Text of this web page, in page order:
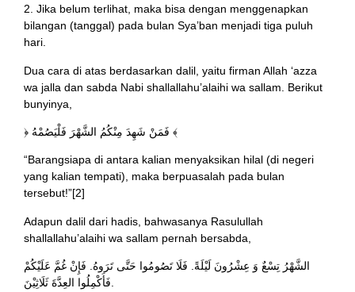
2. Jika belum terlihat, maka bisa dengan menggenapkan
bilangan (tanggal) pada bulan Sya’ban menjadi tiga puluh
hari.
Dua cara di atas berdasarkan dalil, yaitu firman Allah ‘azza
wa jalla dan sabda Nabi shallallahu’alaihi wa sallam. Berikut
bunyinya,
﴿ فَمَنْ شَهِدَ مِنْكُمُ الشَّهْرَ فَلْيَصُمْهُ ﴾
“Barangsiapa di antara kalian menyaksikan hilal (di negeri
yang kalian tempati), maka berpuasalah pada bulan
tersebut!”[2]
Adapun dalil dari hadis, bahwasanya Rasulullah
shallallahu’alaihi wa sallam pernah bersabda,
الشَّهْرُ تِسْعٌ وَ عِشْرُونَ لَيْلَةً. فَلَا تَصُومُوا حَتَّى تَرَوهُ. فَإِنْ غُمَّ عَلَيْكُمْ
فَأَكْمِلُوا العِدَّةَ ثَلَاثِيْنَ.